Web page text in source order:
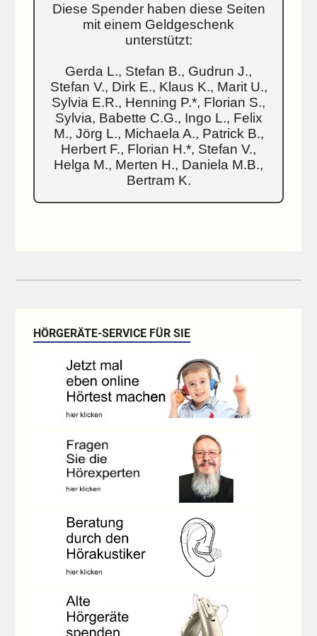
Diese Spender haben diese Seiten
mit einem Geldgeschenk
unterstützt:
Gerda L., Stefan B., Gudrun J.,
Stefan V., Dirk E., Klaus K., Marit U.,
Sylvia E.R., Henning P.*, Florian S.,
Sylvia, Babette C.G., Ingo L., Felix
M., Jörg L., Michaela A., Patrick B.,
Herbert F., Florian H.*, Stefan V.,
Helga M., Merten H., Daniela M.B.,
Bertram K.
HÖRGERÄTE-SERVICE FÜR SIE